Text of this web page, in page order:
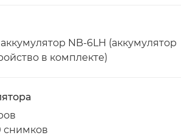
NB-6LH (аккумулятор
в комплекте)
снимков